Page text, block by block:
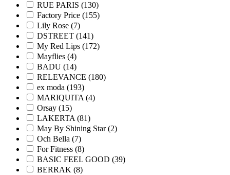
RUE PARIS (130)
Factory Price (155)
Lily Rose (7)
DSTREET (141)
My Red Lips (172)
Mayflies (4)
BADU (14)
RELEVANCE (180)
ex moda (193)
MARIQUITA (4)
Orsay (15)
LAKERTA (81)
May By Shining Star (2)
Och Bella (7)
For Fitness (8)
BASIC FEEL GOOD (39)
BERRAK (8)